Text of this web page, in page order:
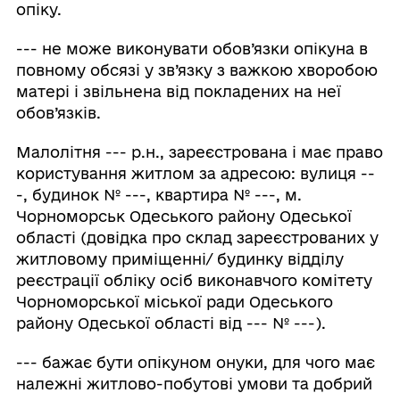
опіку.
--- не може виконувати обов’язки опікуна в
повному обсязі у зв’язку з важкою хворобою
матері і звільнена від покладених на неї
обов’язків.
Малолітня --- р.н., зареєстрована і має право
користування житлом за адресою: вулиця --
-, будинок № ---, квартира № ---, м.
Чорноморськ Одеського району Одеської
області (довідка про склад зареєстрованих у
житловому приміщенні/ будинку відділу
реєстрації обліку осіб виконавчого комітету
Чорноморської міської ради Одеського
району Одеської області від --- № ---).
--- бажає бути опікуном онуки, для чого має
належні житлово-побутові умови та добрий